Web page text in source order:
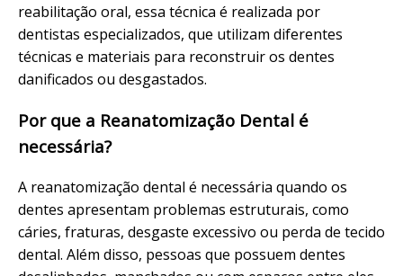
reabilitação oral, essa técnica é realizada por
dentistas especializados, que utilizam diferentes
técnicas e materiais para reconstruir os dentes
danificados ou desgastados.
Por que a Reanatomização Dental é
necessária?
A reanatomização dental é necessária quando os
dentes apresentam problemas estruturais, como
cáries, fraturas, desgaste excessivo ou perda de tecido
dental. Além disso, pessoas que possuem dentes